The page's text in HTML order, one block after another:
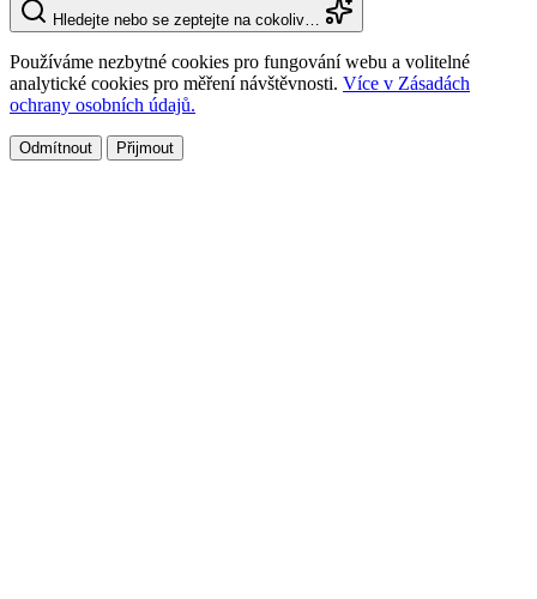
Hledejte nebo se zeptejte na cokoliv…
Používáme nezbytné cookies pro fungování webu a volitelné
analytické cookies pro měření návštěvnosti. Více v Zásadách
ochrany osobních údajů.
Odmítnout Přijmout